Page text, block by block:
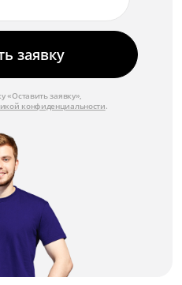
заявку
«Оставить заявку»,
конфиденциальности.